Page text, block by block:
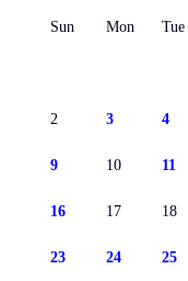
Sun Mon Tue
2 3 4
9 10 11
16 17 18
23 24 25